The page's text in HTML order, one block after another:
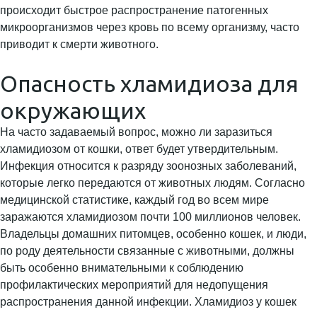
происходит быстрое распространение патогенных
микроорганизмов через кровь по всему организму, часто
приводит к смерти животного.
Опасность хламидиоза для
окружающих
На часто задаваемый вопрос, можно ли заразиться
хламидиозом от кошки, ответ будет утвердительным.
Инфекция относится к разряду зоонозных заболеваний,
которые легко передаются от животных людям. Согласно
медицинской статистике, каждый год во всем мире
заражаются хламидиозом почти 100 миллионов человек.
Владельцы домашних питомцев, особенно кошек, и люди,
по роду деятельности связанные с животными, должны
быть особенно внимательными к соблюдению
профилактических мероприятий для недопущения
распространения данной инфекции. Хламидиоз у кошек